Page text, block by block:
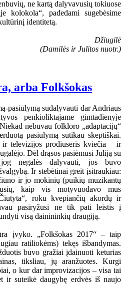
ne kartą dalyvavusių tokiuose
kolokola“, padedami sugebėsime
identitetą.
Džiugilė
(Damilės ir Julitos nuotr.)
arba Folkšokas
pasiūlymą sudalyvauti dar Andriaus
penkioliktajame gimtadienyje
nebuvau folkloro „adaptacijų“
pasiūlymą sutikau skeptiškai.
televizijos prodiuseris kviečia – ir
Dėl drąsos pasiėmusi Juliją su
negalės dalyvauti, jos buvo
Ir stebėtinai greit įsitraukiau:
ir jo mokinių (puikių muzikantų
kaip vis motyvuodavo mus
roku kvepiančių akordų ir
pasiryžusi ne tik pati leistis į
visą dainininkių draugiją.
įvyko. „Folkšokas 2017“ – taip
ratiliokėms) tekęs išbandymas.
buvo gražiai įdainuoti keturias
tiksliau, jų aranžuotes. Kurgi
o kur dar improvizacijos – visa tai
ir suteikė daugybę erdvės iš naujo